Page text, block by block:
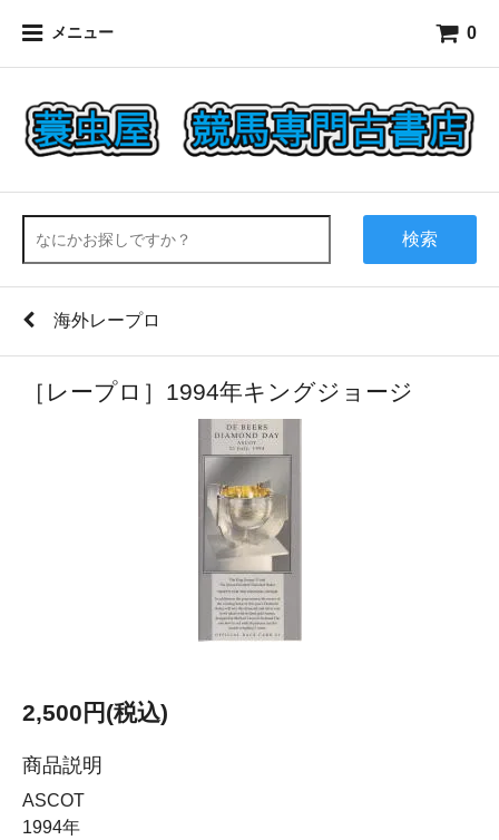
メニュー 0
検索
海外レープロ
［レープロ］1994年キングジョージ
2,500円(税込)
商品説明
ASCOT
1994年